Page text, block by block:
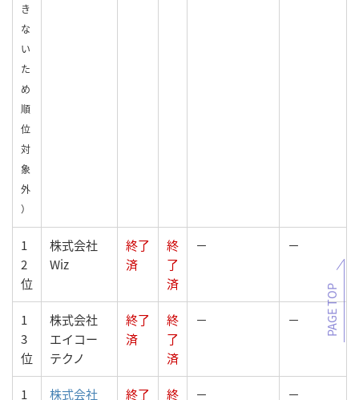
き
な
い
た
め
順
位
対
象
外
）
1
2
位
株式会社
Wiz
終了
済
終
了
済
－ －
1
3
位
株式会社
エイコー
テクノ
終了
済
終
了
済
－ －
1 株式会社 終了 終 － －
PAGE TOP